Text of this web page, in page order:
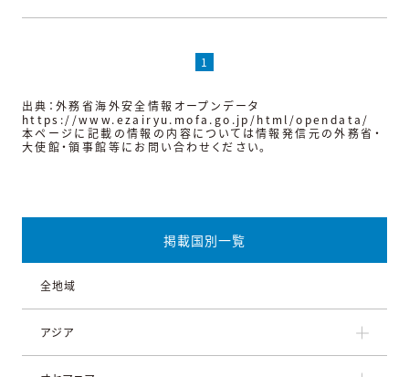
1
出典：外務省海外安全情報オープンデータ
https://www.ezairyu.mofa.go.jp/html/opendata/
本ページに記載の情報の内容については情報発信元の外務省・
大使館・領事館等にお問い合わせください。
掲載国別一覧
全地域
アジア